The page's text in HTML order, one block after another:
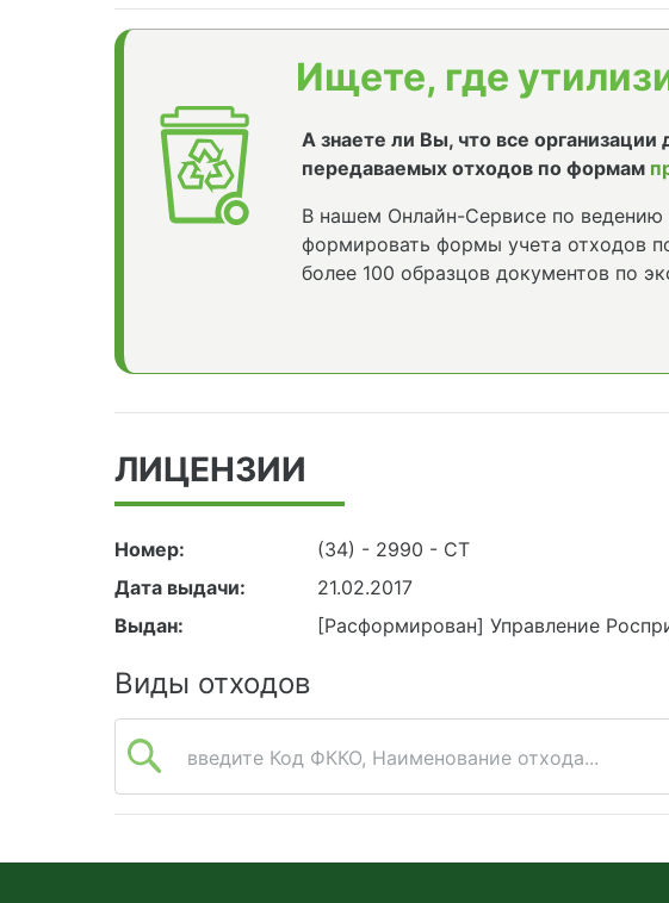
Ищете, где
А знаете ли Вы, что все
передаваемых отходов по формам
В нашем Онлайн-Сервисе по
формировать формы учета отходов
более 100 образцов документов по
ЛИЦЕНЗИИ
Номер:
(34) - 2990 - СТ
Дата выдачи:
21.02.2017
Выдан:
[Расформирован] Управление
Виды отходов
введите Код ФККО, Наименование отхода...